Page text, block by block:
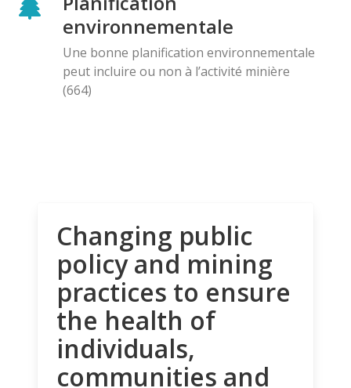
environnementale
Une bonne planification environnementale
peut incluire ou non à l’activité minière
(664)
Changing public
policy and mining
practices to ensure
the health of
individuals,
communities and